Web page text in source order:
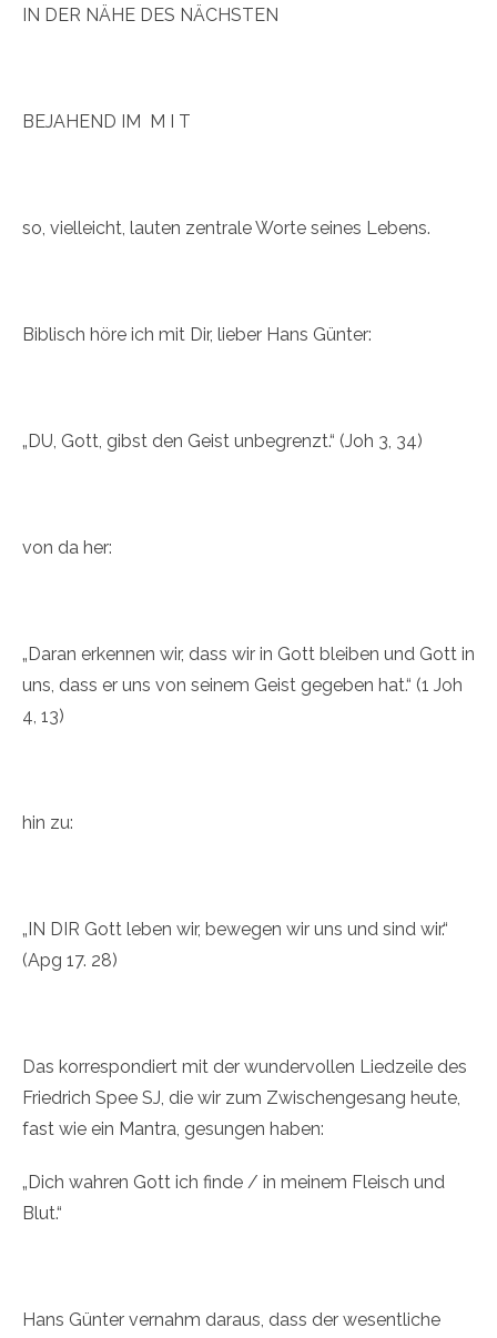
IN DER NÄHE DES NÄCHSTEN
BEJAHEND IM M I T
so, vielleicht, lauten zentrale Worte seines Lebens.
Biblisch höre ich mit Dir, lieber Hans Günter:
„DU, Gott, gibst den Geist unbegrenzt.“ (Joh 3, 34)
von da her:
„Daran erkennen wir, dass wir in Gott bleiben und Gott in
uns, dass er uns von seinem Geist gegeben hat.“ (1 Joh
4, 13)
hin zu:
„IN DIR Gott leben wir, bewegen wir uns und sind wir.“
(Apg 17. 28)
Das korrespondiert mit der wundervollen Liedzeile des
Friedrich Spee SJ, die wir zum Zwischengesang heute,
fast wie ein Mantra, gesungen haben:
„Dich wahren Gott ich finde / in meinem Fleisch und
Blut.“
Hans Günter vernahm daraus, dass der wesentliche